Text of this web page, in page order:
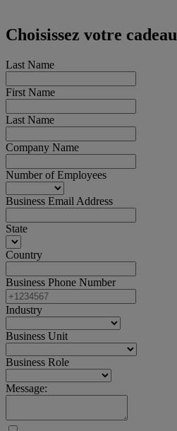
Choisissez votre cadeau
Last Name
First Name
Last Name
Company Name
Number of Employees
Business Email Address
State
Country
Business Phone Number
Industry
Business Unit
Business Role
Message: